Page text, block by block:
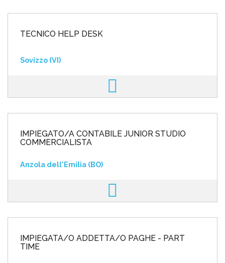
TECNICO HELP DESK
Sovizzo (VI)
IMPIEGATO/A CONTABILE JUNIOR STUDIO
COMMERCIALISTA
Anzola dell'Emilia (BO)
IMPIEGATA/O ADDETTA/O PAGHE - PART
TIME